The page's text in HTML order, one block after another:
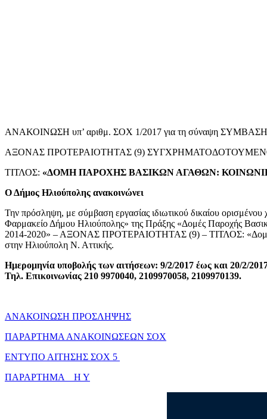
ΑΝΑΚΟΙΝΩΣΗ υπ’ αριθμ. ΣΟΧ 1/2017 για τη σύναψη
ΑΞΟΝΑΣ ΠΡΟΤΕΡΑΙΟΤΗΤΑΣ (9)
ΤΙΤΛΟΣ: «ΔΟΜΗ ΠΑΡΟΧΗΣ ΒΑΣΙΚΩΝ ΑΓΑΘΩΝ:
Ο Δήμος Ηλιούπολης ανακοινώνει
Την πρόσληψη, με σύμβαση εργασίας ιδιωτικού δικαίου
Φαρμακείο Δήμου Ηλιούπολης» της Πράξης «Δομές Παροχής
2014-2020» – ΑΞΟΝΑΣ ΠΡΟΤΕΡΑΙΟΤΗΤΑΣ (9) – ΤΙΤΛΟΣ: «Δομή
στην Ηλιούπολη Ν. Αττικής.
Ημερομηνία υποβολής των αιτήσεων: 9/2/2017 έως και 20/2/
Τηλ. Επικοινωνίας 210 9970040, 2109970058, 2109970139.
ΑΝΑΚΟΙΝΩΣΗ ΠΡΟΣΛΗΨΗΣ
ΠΑΡΑΡΤΗΜΑ ΑΝΑΚΟΙΝΩΣΕΩΝ ΣΟΧ
ΕΝΤΥΠΟ ΑΙΤΗΣΗΣ ΣΟΧ 5
ΠΑΡΑΡΤΗΜΑ Η Υ